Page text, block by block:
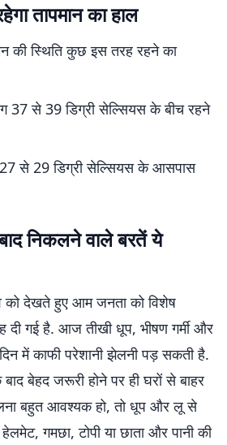
तापमान का हाल
की स्थिति कुछ इस तरह रहने का
37 से 39 डिग्री सेल्सियस के बीच रहने
से 29 डिग्री सेल्सियस के आसपास
निकलने वाले बरतें ये
को देखते हुए आम जनता को विशेष
दी गई है. आज तीखी धूप, भीषण गर्मी और
में काफी परेशानी झेलनी पड़ सकती है.
बेहद जरूरी होने पर ही घरों से बाहर
बहुत आवश्यक हो, तो धूप और लू से
गमछा, टोपी या छाता और पानी की